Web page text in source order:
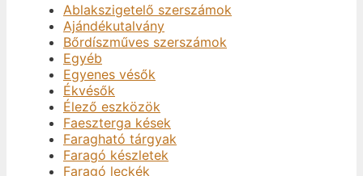
Ablakszigetelő szerszámok
Ajándékutalvány
Bőrdíszműves szerszámok
Egyéb
Egyenes vésők
Ékvésők
Élező eszközök
Faeszterga kések
Faragható tárgyak
Faragó készletek
Faragó leckék